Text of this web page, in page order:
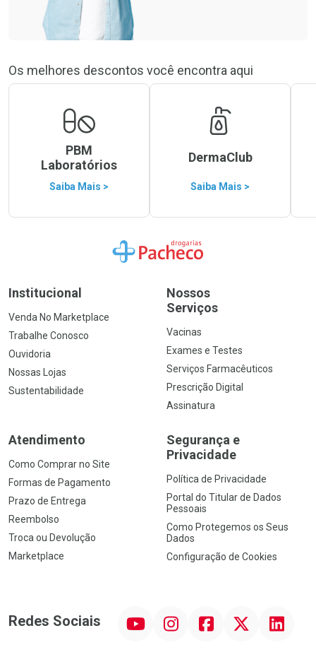
Os melhores descontos você encontra aqui
PBM
Laboratórios
Saiba Mais >
DermaClub
Saiba Mais >
Ir para a Home
Institucional
Venda No Marketplace
Trabalhe Conosco
Ouvidoria
Nossas Lojas
Sustentabilidade
Nossos
Serviços
Vacinas
Exames e Testes
Serviços Farmacêuticos
Prescrição Digital
Assinatura
Atendimento
Como Comprar no Site
Formas de Pagamento
Prazo de Entrega
Reembolso
Troca ou Devolução
Marketplace
Segurança e
Privacidade
Política de Privacidade
Portal do Titular de Dados
Pessoais
Como Protegemos os Seus
Dados
Configuração de Cookies
Redes Sociais InstagramFacebookTwitter Linkedin